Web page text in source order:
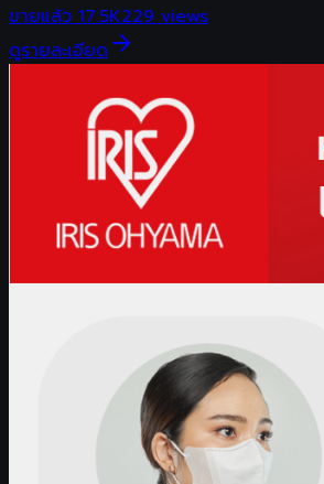
ขายแล้ว17.5K229views
ดูรายละเอียด